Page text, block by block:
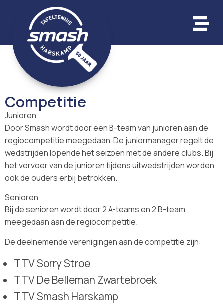
Competitie
Junioren
Door Smash wordt door een B-team van junioren aan de
regiocompetitie meegedaan. De juniormanager regelt de
wedstrijden lopende het seizoen met de andere clubs. Bij
het vervoer van de junioren tijdens uitwedstrijden worden
ook de ouders erbij betrokken.
Senioren
Bij de senioren wordt door 2 A-teams en 2 B-team
meegedaan aan de regiocompetitie.
De deelnemende verenigingen aan de competitie zijn:
TTV Sorry Stroe
TTV De Belleman Zwartebroek
TTV Smash Harskamp